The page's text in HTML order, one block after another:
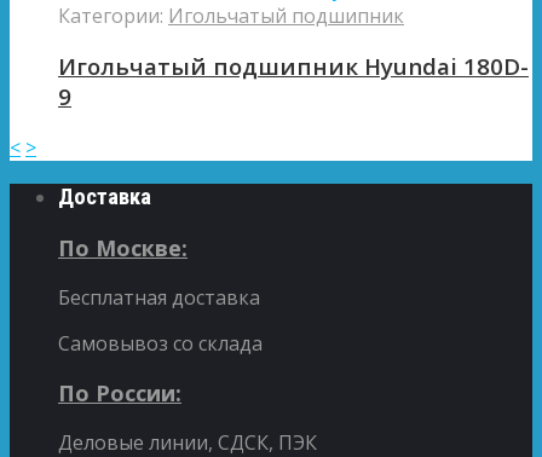
Категории: Игольчатый подшипник
Игольчатый подшипник Hyundai 180D-
9
< >
Доставка
По Москве:
Бесплатная доставка
Самовывоз со склада
По России:
Деловые линии, СДСК, ПЭК